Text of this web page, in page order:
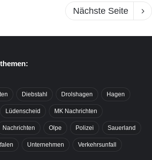
Nächste Seite
Diebstahl Drolshagen Hagen
Lüdenscheid MK Nachrichten
Nachrichten Olpe Polizei Sauerland
Unternehmen Verkehrsunfall